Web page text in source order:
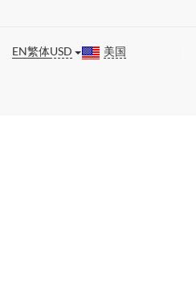
EN繁体USD 美国